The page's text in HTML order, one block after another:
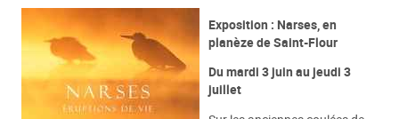
Exposition : Narses, en
planèze de Saint-Flour
Du mardi 3 juin au jeudi 3
juillet